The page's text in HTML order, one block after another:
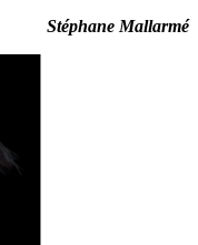
Stéphane Mallarmé